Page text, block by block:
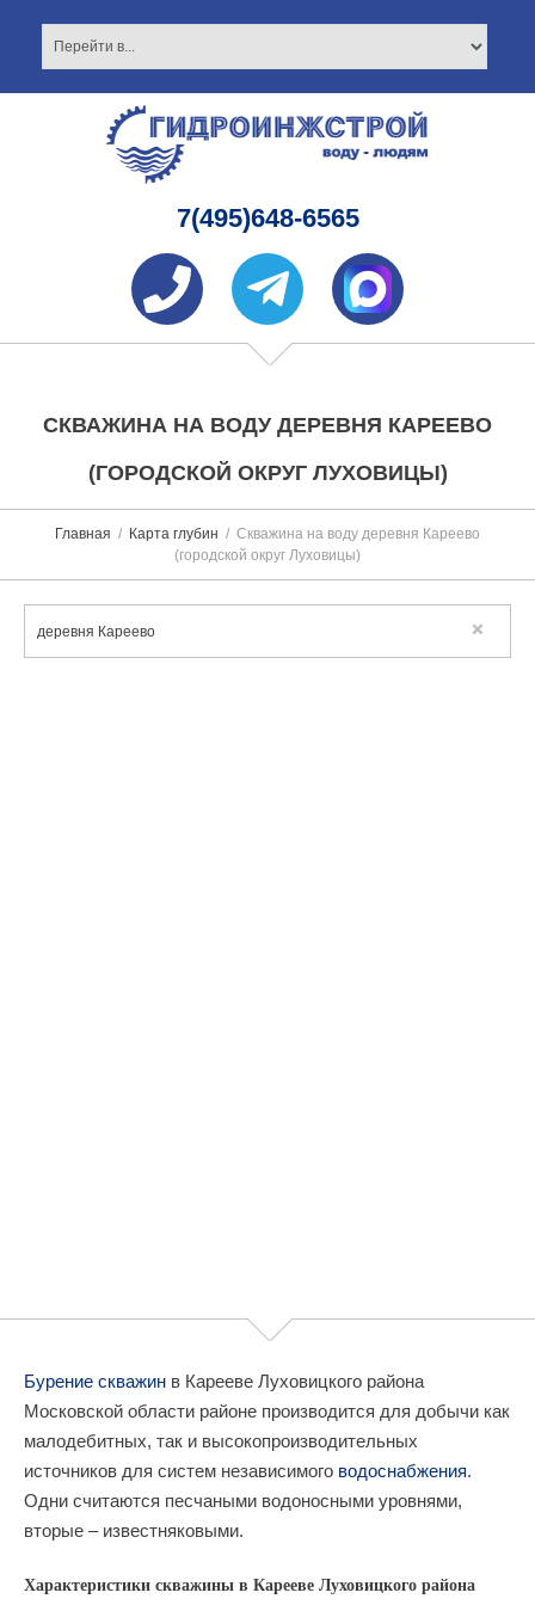
7(495)648-6565
СКВАЖИНА НА ВОДУ ДЕРЕВНЯ КАРЕЕВО
(ГОРОДСКОЙ ОКРУГ ЛУХОВИЦЫ)
Главная Карта глубин
Скважина на воду деревня Кареево
(городской округ Луховицы)
Бурение скважин в Карееве Луховицкого района
Московской области районе производится для добычи как
малодебитных, так и высокопроизводительных
источников для систем независимого водоснабжения.
Одни считаются песчаными водоносными уровнями,
вторые – известняковыми.
Характеристики скважины в Карееве Луховицкого района